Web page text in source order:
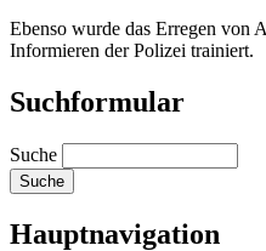
Ebenso wurde das Erregen von
Informieren der Polizei trainiert.
Suchformular
Suche
Hauptnavigation